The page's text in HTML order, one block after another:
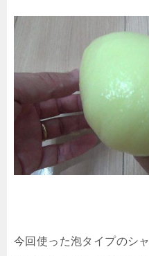
今回使った泡タイプのシ